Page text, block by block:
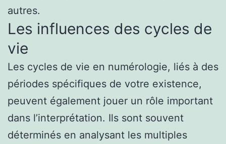
autres.
Les influences des cycles de
vie
Les cycles de vie en numérologie, liés à des
périodes spécifiques de votre existence,
peuvent également jouer un rôle important
dans l’interprétation. Ils sont souvent
déterminés en analysant les multiples